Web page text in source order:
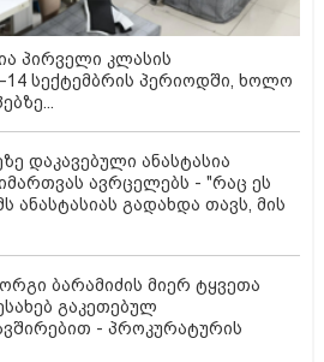
პირველი კლასის
სექტემბრის პერიოდში, ხოლო
დაკავებული ანასტასია
ავრცელებს - "რაც ეს
ანასტასიას გადახდა თავს, მის
ბარამიძის მიერ ტყვეთა
გაკეთებულ
- პროკურატურის